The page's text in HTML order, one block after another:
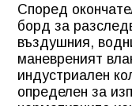
Според
борд за
въздушния,
маневреният
индустриален
определен за